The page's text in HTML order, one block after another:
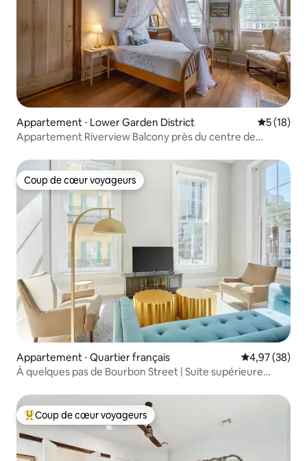
Appartement ⋅ Lower Garden District
5 (18)
Appartement Riverview Balcony près du centre de
Coup de cœur voyageurs
Coup de cœur voyageurs
Appartement ⋅ Quartier français Évaluation
4,97 (38)
À quelques pas de Bourbon Street | Suite supérieure
Coups de cœur voyageurs les plus appréciés
Coup de cœur voyageurs